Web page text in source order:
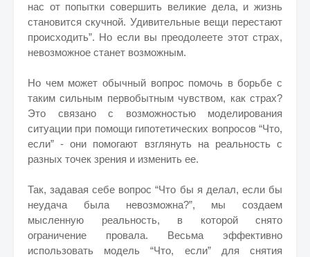
нас от попытки совершить великие дела, и жизнь
становится скучной. Удивительные вещи перестают
происходить”. Но если вы преодолеете этот страх,
невозможное станет возможным.
Но чем может обычный вопрос помочь в борьбе с
таким сильным первобытным чувством, как страх?
Это связано с возможностью моделирования
ситуации при помощи гипотетических вопросов “Что,
если” - они помогают взглянуть на реальность с
разных точек зрения и изменить ее.
Так, задавая себе вопрос “Что бы я делал, если бы
неудача была невозможна?”, мы создаем
мысленную реальность, в которой снято
ограничение провала. Весьма эффективно
использовать модель “Что, если” для снятия